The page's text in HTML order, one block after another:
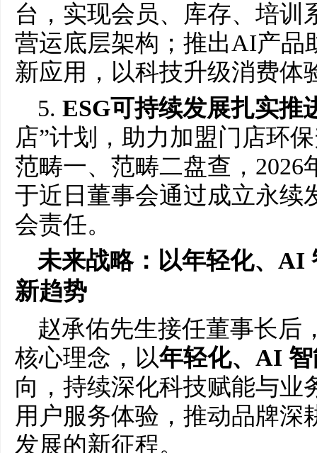
台，实现会员、库存、培
营运底层架构；推出AI产品
新应用，以科技升级消费体
5. ESG可持续发展扎实推
店”计划，助力加盟门店环
范畴一、范畴二盘查，
于近日董事会通过成立永续
会责任。
未来战略：以年轻化、AI
新趋势
赵承佑先生接任董事长后
核心理念，以年轻化、AI
向，持续深化科技赋能与业
用户服务体验，推动品牌深
发展的新征程。